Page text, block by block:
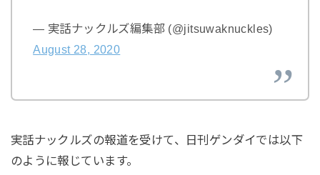
— 実話ナックルズ編集部 (@jitsuwaknuckles)
August 28, 2020
実話ナックルズの報道を受けて、日刊ゲンダイでは以下
のように報じています。